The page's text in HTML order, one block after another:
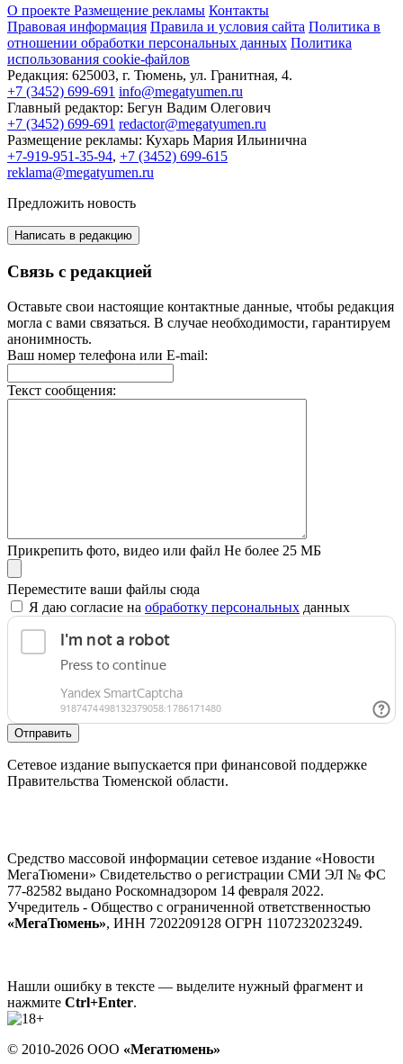
О проекте Размещение рекламы Контакты
Правовая информация Правила и условия сайта Политика в
отношении обработки персональных данных Политика
использования cookie-файлов
Редакция: 625003, г. Тюмень, ул. Гранитная, 4.
+7 (3452) 699-691 info@megatyumen.ru
Главный редактор: Бегун Вадим Олегович
+7 (3452) 699-691 redactor@megatyumen.ru
Размещение рекламы: Кухарь Мария Ильинична
+7-919-951-35-94, +7 (3452) 699-615
reklama@megatyumen.ru
Предложить новость
Написать в редакцию
Связь с редакцией
Оставьте свои настоящие контактные данные, чтобы редакция
могла с вами связаться. В случае необходимости, гарантируем
анонимность.
Ваш номер телефона или E-mail:
Текст сообщения:
Прикрепить фото, видео или файл Не более 25 МБ
Переместите ваши файлы сюда
Я даю согласие на обработку персональных данных
Отправить
Сетевое издание выпускается при финансовой поддержке
Правительства Тюменской области.
Средство массовой информации сетевое издание «Новости
МегаТюмени» Свидетельство о регистрации СМИ ЭЛ № ФС
77-82582 выдано Роскомнадзором 14 февраля 2022.
Учредитель - Общество с ограниченной ответственностью
«МегаТюмень», ИНН 7202209128 ОГРН 1107232023249.
Нашли ошибку в тексте — выделите нужный фрагмент и
нажмите Ctrl+Enter.
© 2010-2026 ООО «Мегатюмень»